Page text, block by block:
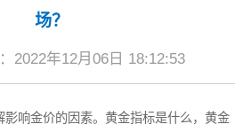
场？
2022年12月06日 18:12:53
响金价的因素。黄金指标是什么，黄金